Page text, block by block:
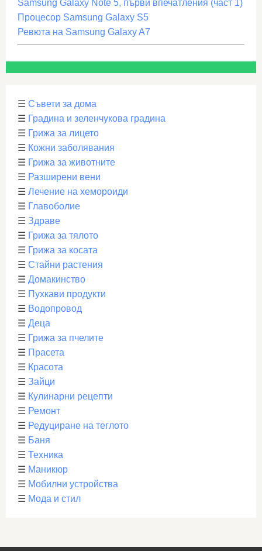
Samsung Galaxy Note 5, първи впечатления (част 1)
Процесор Samsung Galaxy S5
Ревюта на Samsung Galaxy A7
☰ Съвети за дома
☰ Градина и зеленчукова градина
☰ Грижа за лицето
☰ Кожни заболявания
☰ Грижа за животните
☰ Разширени вени
☰ Лечение на хемороиди
☰ Главоболие
☰ Здраве
☰ Грижа за тялото
☰ Грижа за косата
☰ Стайни растения
☰ Домакинство
☰ Пухкави продукти
☰ Водопровод
☰ Деца
☰ Грижа за пчелите
☰ Прасета
☰ Красота
☰ Зайци
☰ Кулинарни рецепти
☰ Ремонт
☰ Редуциране на теглото
☰ Баня
☰ Техника
☰ Маникюр
☰ Мобилни устройства
☰ Мода и стил